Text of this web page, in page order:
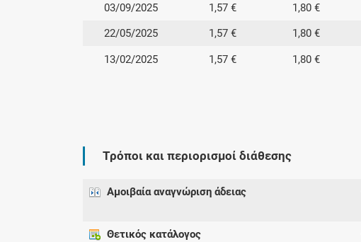
03/09/2025 1,57 € 1,80 €
22/05/2025 1,57 € 1,80 €
13/02/2025 1,57 € 1,80 €
Τρόποι και περιορισμοί διάθεσης
Αμοιβαία αναγνώριση άδειας
Θετικός κατάλογος